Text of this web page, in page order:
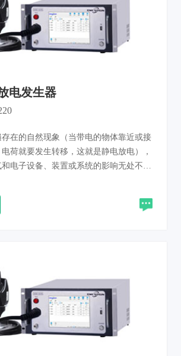
电发生器
在的自然现象（当带电的物体靠近或接
荷就要发生转移，这就是静电放电），
电子设备、装置或系统的影响无处不
能保证电子的安全使用。我司自主研发
器用于评估电气和电子设备、装置或系统